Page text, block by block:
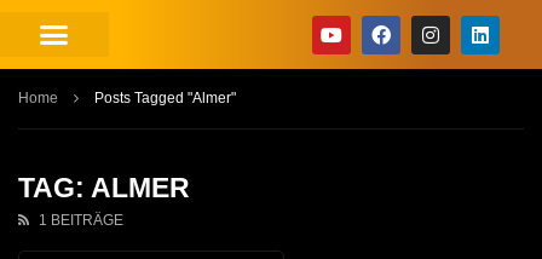
Home Posts Tagged "Almer"
TAG: ALMER
1 BEITRÄGE